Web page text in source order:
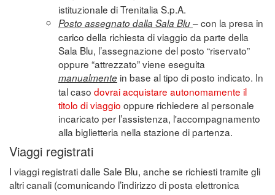
istituzionale di Trenitalia S.p.A.
Posto assegnato dalla Sala Blu– con la presa in
carico della richiesta di viaggio da parte della
Sala Blu, l’assegnazione del posto “riservato”
oppure “attrezzato” viene eseguita
manualmente in base al tipo di posto indicato. In
tal caso dovrai acquistare autonomamente il
titolo di viaggio oppure richiedere al personale
incaricato per l’assistenza, l'accompagnamento
alla biglietteria nella stazione di partenza.
Viaggi registrati
I viaggi registrati dalle Sale Blu, anche se richiesti tramite gli
altri canali (comunicando l’indirizzo di posta elettronica